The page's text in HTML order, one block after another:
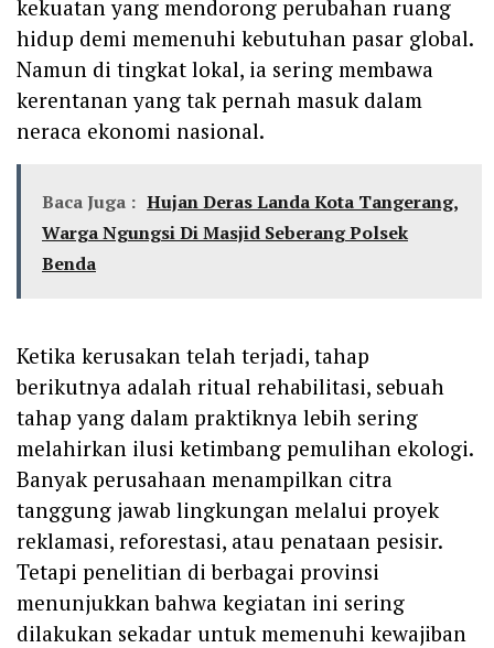
kekuatan yang mendorong perubahan ruang
hidup demi memenuhi kebutuhan pasar global.
Namun di tingkat lokal, ia sering membawa
kerentanan yang tak pernah masuk dalam
neraca ekonomi nasional.
Baca Juga : Hujan Deras Landa Kota Tangerang,
Warga Ngungsi Di Masjid Seberang Polsek
Benda
Ketika kerusakan telah terjadi, tahap
berikutnya adalah ritual rehabilitasi, sebuah
tahap yang dalam praktiknya lebih sering
melahirkan ilusi ketimbang pemulihan ekologi.
Banyak perusahaan menampilkan citra
tanggung jawab lingkungan melalui proyek
reklamasi, reforestasi, atau penataan pesisir.
Tetapi penelitian di berbagai provinsi
menunjukkan bahwa kegiatan ini sering
dilakukan sekadar untuk memenuhi kewajiban